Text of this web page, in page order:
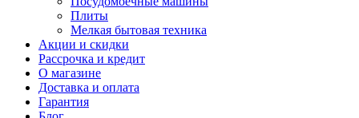
Плиты
Мелкая бытовая техника
Акции и скидки
Рассрочка и кредит
О магазине
Доставка и оплата
Гарантия